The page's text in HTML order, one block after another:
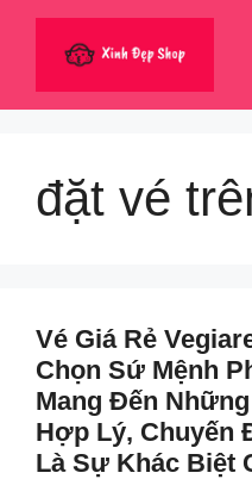
dung
đặt vé
Vé Giá Rẻ
Chọn Sứ Mệnh
Mang Đến
Hợp Lý, Chuyến
Là Sự Khác Biệt